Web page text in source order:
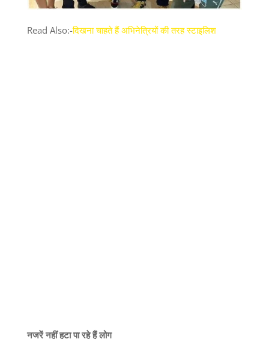
Read Also:-दिखना चाहते हैं अभिनेत्रियों की तरह स्टाइलिश
नजरें नहीं हटा पा रहे हैं लोग